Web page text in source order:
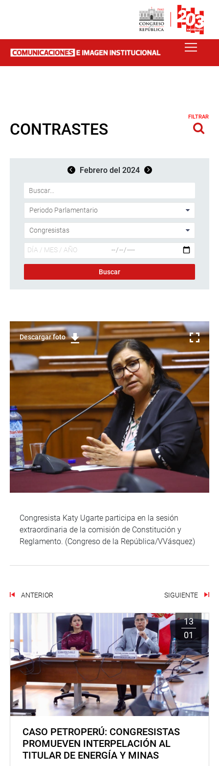
CONTRASTES
FILTRAR
Febrero del 2024
Descargar foto
Congresista Katy Ugarte participa en la sesión
extraordinaria de la comisión de Constitución y
Reglamento. (Congreso de la República/VVásquez)
ANTERIOR SIGUIENTE
13
01
CASO PETROPERÚ: CONGRESISTAS
PROMUEVEN INTERPELACIÓN AL
TITULAR DE ENERGÍA Y MINAS